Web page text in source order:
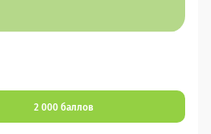
2 000 баллов